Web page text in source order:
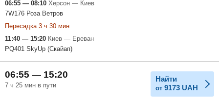
06:55 — 08:10 Херсон — Киев
7W176 Роза Ветров
Пересадка 3 ч 30 мин
11:40 — 15:20 Киев — Ереван
PQ401 SkyUp (Скайап)
06:55 — 15:20
7 ч 25 мин в пути
Найти
от 9173 UAH